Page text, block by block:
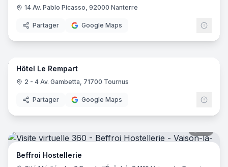
14 Av. Pablo Picasso, 92000 Nanterre
Partager Google Maps
42
Hôtel Le Rempart
2 - 4 Av. Gambetta, 71700 Tournus
Partager Google Maps
Beffroi Hostellerie